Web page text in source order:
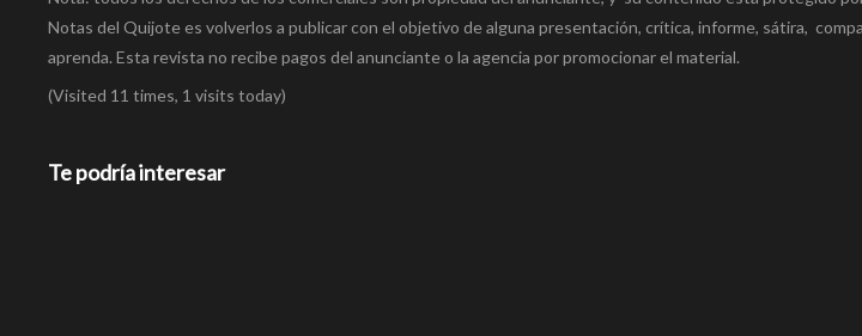
Notas del Quijote es volverlos a publicar con el objetivo de alguna presentación, crítica, informe, sátira,
aprenda. Esta revista no recibe pagos del anunciante o la agencia por promocionar el material.
(Visited 11 times, 1 visits today)
Te podría interesar